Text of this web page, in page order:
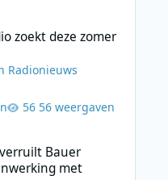
zoekt deze zomer
Radionieuws
56 weergaven
Bauer
met